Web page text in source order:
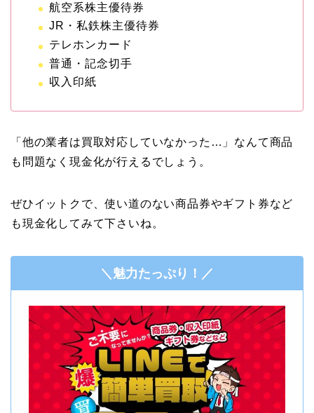
航空系株主優待券
JR・私鉄株主優待券
テレホンカード
普通・記念切手
収入印紙
「他の業者は買取対応していなかった…」なんて商品
も問題なく現金化が行えるでしょう。
ぜひイットクで、使い道のない商品券やギフト券など
も現金化してみて下さいね。
＼魅力たっぷり！／